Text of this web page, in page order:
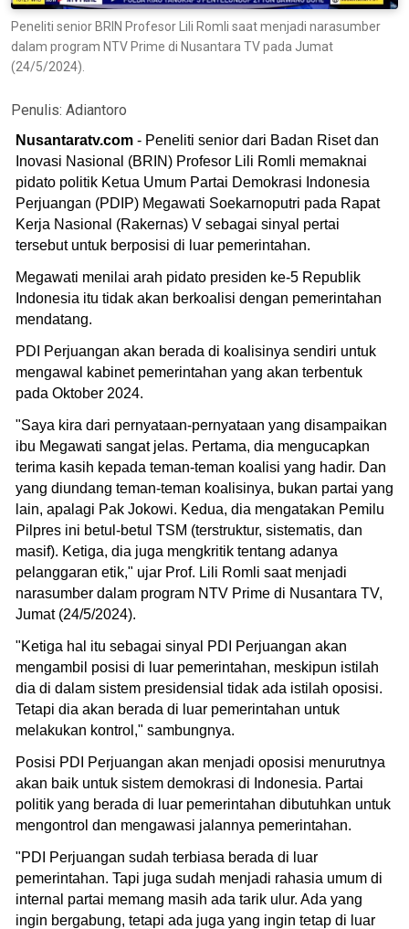
Peneliti senior BRIN Profesor Lili Romli saat menjadi narasumber
dalam program NTV Prime di Nusantara TV pada Jumat
(24/5/2024).
Penulis: Adiantoro
Nusantaratv.com - Peneliti senior dari Badan Riset dan
Inovasi Nasional (BRIN) Profesor Lili Romli memaknai
pidato politik Ketua Umum Partai Demokrasi Indonesia
Perjuangan (PDIP) Megawati Soekarnoputri pada Rapat
Kerja Nasional (Rakernas) V sebagai sinyal pertai
tersebut untuk berposisi di luar pemerintahan.
Megawati menilai arah pidato presiden ke-5 Republik
Indonesia itu tidak akan berkoalisi dengan pemerintahan
mendatang.
PDI Perjuangan akan berada di koalisinya sendiri untuk
mengawal kabinet pemerintahan yang akan terbentuk
pada Oktober 2024.
"Saya kira dari pernyataan-pernyataan yang disampaikan
ibu Megawati sangat jelas. Pertama, dia mengucapkan
terima kasih kepada teman-teman koalisi yang hadir. Dan
yang diundang teman-teman koalisinya, bukan partai yang
lain, apalagi Pak Jokowi. Kedua, dia mengatakan Pemilu
Pilpres ini betul-betul TSM (terstruktur, sistematis, dan
masif). Ketiga, dia juga mengkritik tentang adanya
pelanggaran etik," ujar Prof. Lili Romli saat menjadi
narasumber dalam program NTV Prime di Nusantara TV,
Jumat (24/5/2024).
"Ketiga hal itu sebagai sinyal PDI Perjuangan akan
mengambil posisi di luar pemerintahan, meskipun istilah
dia di dalam sistem presidensial tidak ada istilah oposisi.
Tetapi dia akan berada di luar pemerintahan untuk
melakukan kontrol," sambungnya.
Posisi PDI Perjuangan akan menjadi oposisi menurutnya
akan baik untuk sistem demokrasi di Indonesia. Partai
politik yang berada di luar pemerintahan dibutuhkan untuk
mengontrol dan mengawasi jalannya pemerintahan.
"PDI Perjuangan sudah terbiasa berada di luar
pemerintahan. Tapi juga sudah menjadi rahasia umum di
internal partai memang masih ada tarik ulur. Ada yang
ingin bergabung, tetapi ada juga yang ingin tetap di luar